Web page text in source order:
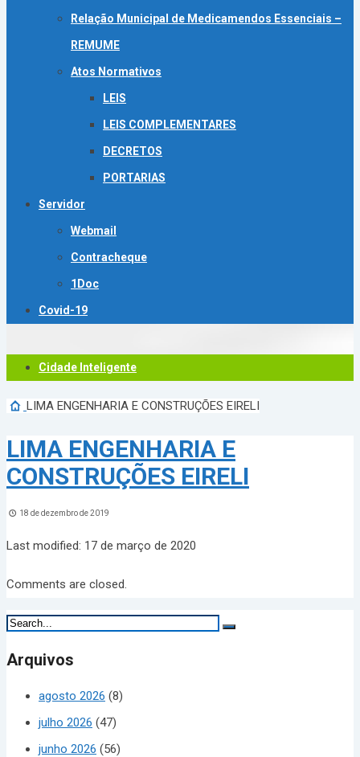
Relação Municipal de Medicamendos Essenciais –
REMUME
Atos Normativos
LEIS
LEIS COMPLEMENTARES
DECRETOS
PORTARIAS
Servidor
Webmail
Contracheque
1Doc
Covid-19
Cidade Inteligente
LIMA ENGENHARIA E CONSTRUÇÕES EIRELI
LIMA ENGENHARIA E
CONSTRUÇÕES EIRELI
18 de dezembro de 2019
Last modified: 17 de março de 2020
Comments are closed.
Arquivos
agosto 2026 (8)
julho 2026 (47)
junho 2026 (56)